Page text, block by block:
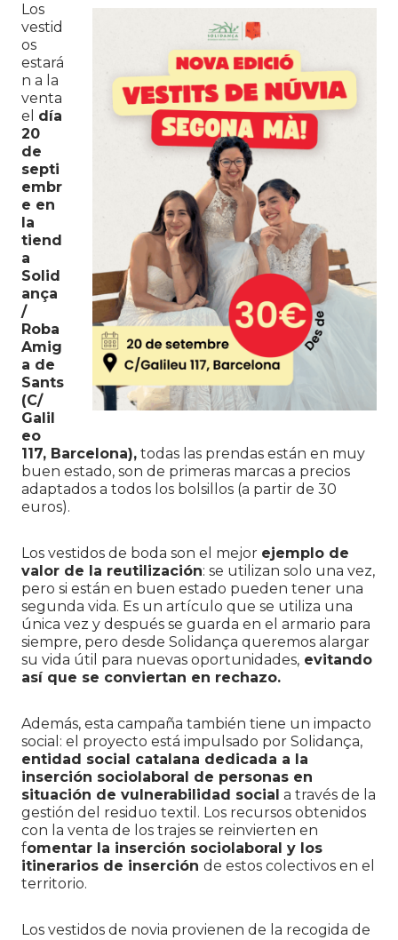
Los
vestid
os
estará
n a la
venta
el día
20
de
septi
embr
e en
la
tiend
a
Solid
ança
/
Roba
Amig
a de
Sants
(C/
Galil
eo
117, Barcelona), todas las prendas están en muy
buen estado, son de primeras marcas a precios
adaptados a todos los bolsillos (a partir de 30
euros).
Los vestidos de boda son el mejor ejemplo de
valor de la reutilización: se utilizan solo una vez,
pero si están en buen estado pueden tener una
segunda vida. Es un artículo que se utiliza una
única vez y después se guarda en el armario para
siempre, pero desde Solidança queremos alargar
su vida útil para nuevas oportunidades, evitando
así que se conviertan en rechazo.
Además, esta campaña también tiene un impacto
social: el proyecto está impulsado por Solidança,
entidad social catalana dedicada a la
inserción sociolaboral de personas en
situación de vulnerabilidad social a través de la
gestión del residuo textil. Los recursos obtenidos
con la venta de los trajes se reinvierten en
fomentar la inserción sociolaboral y los
itinerarios de inserción de estos colectivos en el
territorio.
Los vestidos de novia provienen de la recogida de